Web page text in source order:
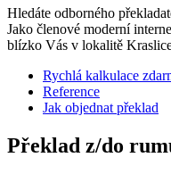
Hledáte odborného
Jako členové moderní
blízko Vás v lokalitě
Rychlá kalkulace
Reference
Jak objednat překlad
Překlad z/do